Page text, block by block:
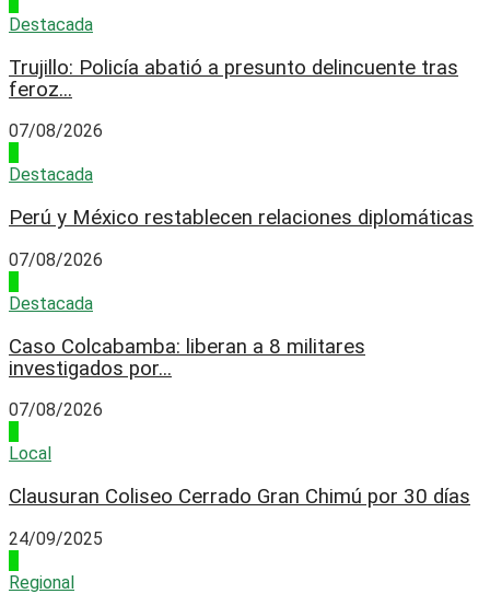
Destacada
Trujillo: Policía abatió a presunto delincuente tras
feroz...
07/08/2026
Destacada
Perú y México restablecen relaciones diplomáticas
07/08/2026
Destacada
Caso Colcabamba: liberan a 8 militares
investigados por...
07/08/2026
Local
Clausuran Coliseo Cerrado Gran Chimú por 30 días
24/09/2025
Regional